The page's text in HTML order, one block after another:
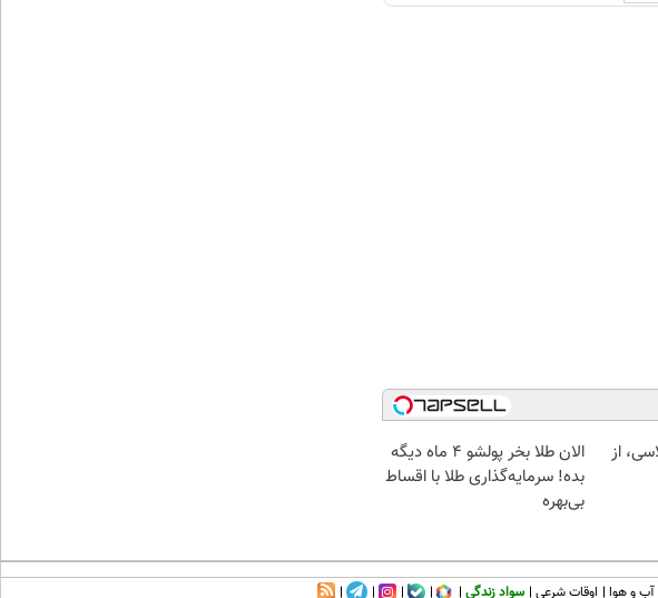
از
الان طلا بخر پولشو 4 ماه دیگه
بده! سرمایه‌گذاری طلا با اقساط
بی‌بهره
آب و هوا اوقات شرعی سواد زندگی